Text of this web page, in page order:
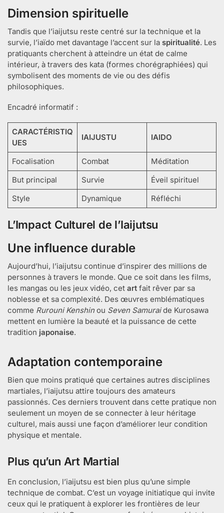
Dimension spirituelle
Tandis que l’iaijutsu reste centré sur la technique et la
survie, l’iaïdo met davantage l’accent sur la spiritualité. Les
pratiquants cherchent à atteindre un état de calme
intérieur, à travers des kata (formes chorégraphiées) qui
symbolisent des moments de vie ou des défis
philosophiques.
Encadré informatif :
CARACTÉRISTIQ
UES
IAIJUSTU IAIDO
Focalisation Combat
Méditation
But principal
Survie
Éveil spirituel
Style
Dynamique Réfléchi
L’Impact Culturel de l’Iaijutsu
Une influence durable
Aujourd’hui, l’iaijutsu continue d’inspirer des millions de
personnes à travers le monde. Que ce soit dans les films,
les mangas ou les jeux vidéo, cet art fait rêver par sa
noblesse et sa complexité. Des œuvres emblématiques
comme Rurouni Kenshin ou Seven Samuraide Kurosawa
mettent en lumière la beauté et la puissance de cette
tradition japonaise.
Adaptation contemporaine
Bien que moins pratiqué que certaines autres disciplines
martiales, l’iaijutsu attire toujours des amateurs
passionnés. Ces derniers trouvent dans cette pratique non
seulement un moyen de se connecter à leur héritage
culturel, mais aussi une façon d’améliorer leur condition
physique et mentale.
Plus qu’un Art Martial
En conclusion, l’iaijutsu est bien plus qu’une simple
technique de combat. C’est un voyage initiatique qui invite
ceux qui le pratiquent à explorer les frontières de leur